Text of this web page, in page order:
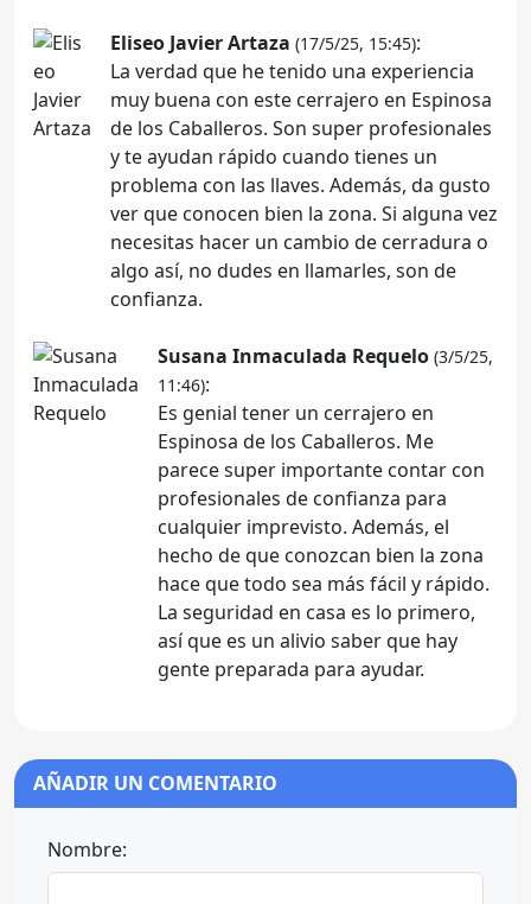
Eliseo Javier Artaza (17/5/25, 15:45):
La verdad que he tenido una experiencia
muy buena con este cerrajero en Espinosa
de los Caballeros. Son super profesionales
y te ayudan rápido cuando tienes un
problema con las llaves. Además, da gusto
ver que conocen bien la zona. Si alguna vez
necesitas hacer un cambio de cerradura o
algo así, no dudes en llamarles, son de
confianza.
Susana Inmaculada Requelo (3/5/25,
11:46):
Es genial tener un cerrajero en
Espinosa de los Caballeros. Me
parece super importante contar con
profesionales de confianza para
cualquier imprevisto. Además, el
hecho de que conozcan bien la zona
hace que todo sea más fácil y rápido.
La seguridad en casa es lo primero,
así que es un alivio saber que hay
gente preparada para ayudar.
AÑADIR UN COMENTARIO
Nombre: